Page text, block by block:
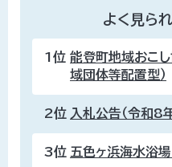
よく見ら
1位 能登町地域おこ
域団体等配置型）
2位 入札公告（令和8
3位 五色ヶ浜海水浴